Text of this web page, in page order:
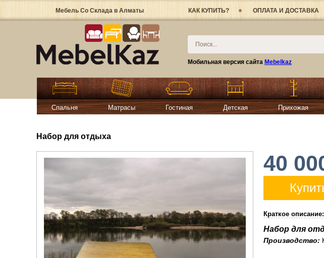
Мебель Со Склада в Алматы КАК КУПИТЬ? ОПЛАТА И ДОСТАВКА
Мобильная версия сайта Mebelkaz
Спальня Матрасы Гостиная Детская Прихожая
Набор для отдыха
40
Краткое описание:
Набор для
Производство: